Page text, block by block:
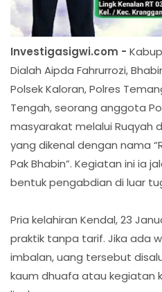
Investigasigwi.com -
Dialah Aipda Fahrurrozi,
Polsek Kaloran, Polres
Tengah, seorang anggota
masyarakat melalui Ruqyah
yang dikenal dengan nama
Pak Bhabin”. Kegiatan ini ia
bentuk pengabdian di luar
Pria kelahiran Kendal, 23
praktik tanpa tarif. Jika ada
imbalan, uang tersebut
kaum dhuafa atau kegiatan